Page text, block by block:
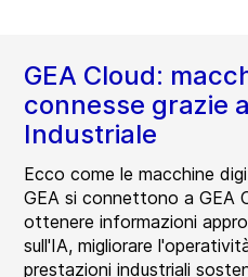
GEA Cloud:
connesse grazie
Industriale
Ecco come le macchine
GEA si connettono a GEA
ottenere informazioni
sull'IA, migliorare
prestazioni industriali